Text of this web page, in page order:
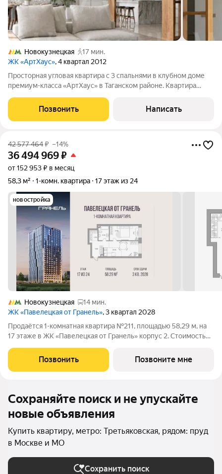
Новокузнецкая
17 мин.
ЖК «АртХаус», 4 квартал 2012
Просторная угловая квартира с 3 спальнями в клубном доме
премиум-класса «АртХаус» в Таганском районе. Квартира
отделка в современном стиле в светлых спокойных тонах.
Потолки высотой 3,8 метра,
Позвонить Написать
42 577 464₽ –14%
36 494 969₽
от 152 953 ₽ в месяц
58,3 м²
1-комн. квартира 17 этаж из 24
новостройка
Новокузнецкая
14 мин.
ЖК «Павелецкая от Гранель», 3 квартал 2028
Продаётся 1-комнатная квартира №211, площадью 58,29 м, на
17 этаже в ЖК «Павелецкая от Гранель» корпус 2. Стоимость
односторонняя, окна во двор. «Павелецкая от Гранель» проект
бизнес-класса в
Позвонить Позвоните мне
Сохраняйте поиск и не упускайте
новые объявления
Купить квартиру, метро: Третьяковская, рядом: пруд
в Москве и МО
Сохранить поиск